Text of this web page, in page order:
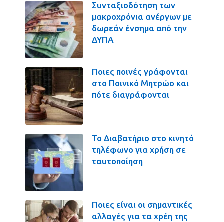
Συνταξιοδότηση των
μακροχρόνια ανέργων με
δωρεάν ένσημα από την
ΔΥΠΑ
Ποιες ποινές γράφονται
στο Ποινικό Μητρώο και
πότε διαγράφονται
Το Διαβατήριο στο κινητό
τηλέφωνο για χρήση σε
ταυτοποίηση
Ποιες είναι οι σημαντικές
αλλαγές για τα χρέη της